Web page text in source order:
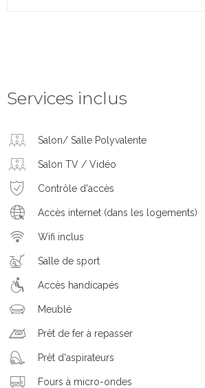
Services inclus
Salon/ Salle Polyvalente
Salon TV / Vidéo
Contrôle d'accès
Accès internet (dans les logements)
Wifi inclus
Salle de sport
Accès handicapés
Meublé
Prêt de fer à repasser
Prêt d'aspirateurs
Fours à micro-ondes